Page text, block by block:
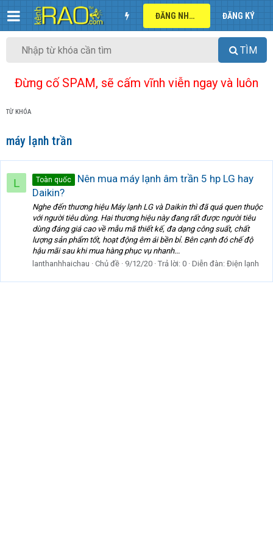
ĐĂNG NHẬP ĐĂNG KÝ
TÌM
Đừng cố SPAM, sẽ cấm vĩnh viễn ngay và luôn
TỪ KHÓA
máy lạnh trần
L Toàn quốc
Nên mua máy lạnh âm trần 5 hp LG hay
Daikin?
Nghe đến thương hiệu Máy lạnh LG và Daikin thì đã quá quen thuộc
với người tiêu dùng. Hai thương hiệu này đang rất được người tiêu
dùng đáng giá cao về mẫu mã thiết kế, đa dạng công suất, chất
lượng sản phẩm tốt, hoạt động êm ái bền bỉ. Bên cạnh đó chế độ
hậu mãi sau khi mua hàng phục vụ nhanh...
lanthanhhaichau
Chủ đề 9/12/20 Trả lời: 0 Diễn đàn: Điện lạnh